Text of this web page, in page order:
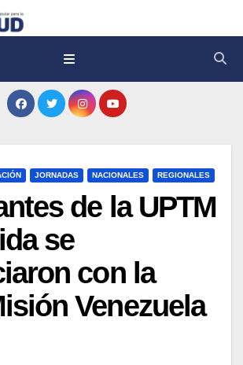
JORNADAS NACIONALES REGIONALES
de la UPTM
se
con la
Venezuela